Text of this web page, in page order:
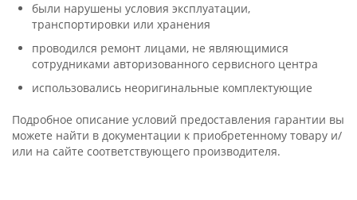
были нарушены условия эксплуатации,
транспортировки или хранения
проводился ремонт лицами, не являющимися
сотрудниками авторизованного сервисного центра
использовались неоригинальные комплектующие
Подробное описание условий предоставления гарантии вы
можете найти в документации к приобретенному товару и/
или на сайте соответствующего производителя.